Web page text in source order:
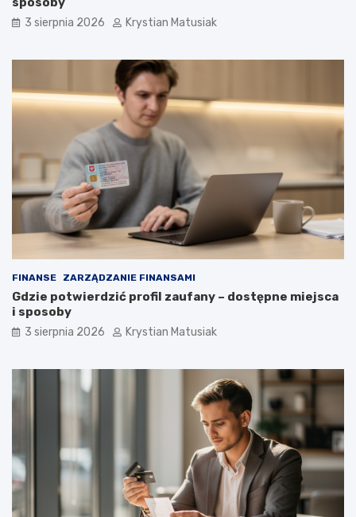
3 sierpnia 2026 Krystian Matusiak
FINANSE ZARZĄDZANIE FINANSAMI
Gdzie potwierdzić profil zaufany – dostępne miejsca
i sposoby
3 sierpnia 2026 Krystian Matusiak